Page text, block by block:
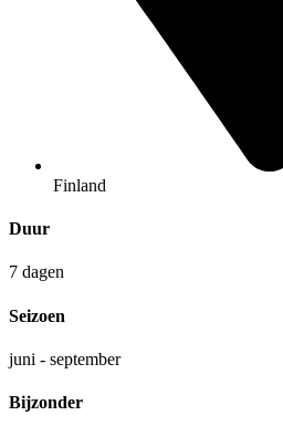
Finland
Duur
7 dagen
Seizoen
juni - september
Bijzonder